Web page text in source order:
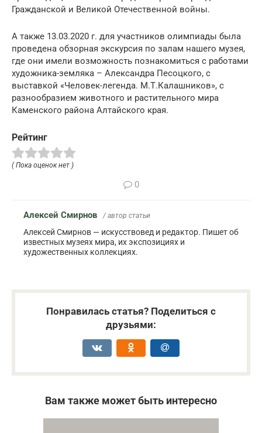
Гражданской и Великой Отечественной войны.
А также 13.03.2020 г. для участников олимпиады была
проведена обзорная экскурсия по залам нашего музея,
где они имели возможность познакомиться с работами
художника-земляка – Александра Песоцкого, с
выставкой «Человек-легенда. М.Т.Калашников», с
разнообразием животного и растительного мира
Каменского района Алтайского края.
Рейтинг
( Пока оценок нет )
0
Алексей Смирнов / автор статьи
Алексей Смирнов — искусствовед и редактор. Пишет об
известных музеях мира, их экспозициях и
художественных коллекциях.
Понравилась статья? Поделиться с
друзьями:
Вам также может быть интересно